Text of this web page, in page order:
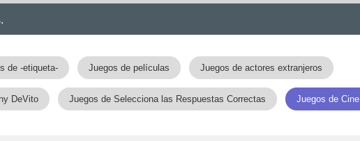
de -etiqueta- Juegos de películas Juegos de actores extranjeros
DeVito Juegos de Selecciona las Respuestas Correctas Juegos de Cine